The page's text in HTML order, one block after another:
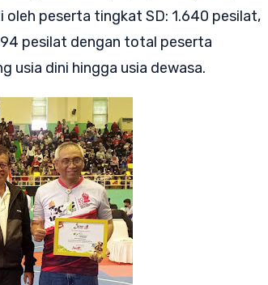
peserta tingkat SD: 1.640 pesilat,
pesilat dengan total peserta
usia dini hingga usia dewasa.